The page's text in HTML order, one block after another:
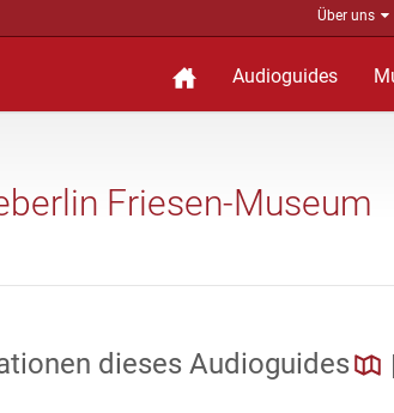
Über uns
Audioguides
Friesen-Museum
dieses Audioguides |